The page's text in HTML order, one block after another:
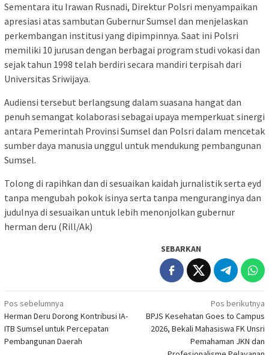
Sementara itu Irawan Rusnadi, Direktur Polsri menyampaikan
apresiasi atas sambutan Gubernur Sumsel dan menjelaskan
perkembangan institusi yang dipimpinnya. Saat ini Polsri
memiliki 10 jurusan dengan berbagai program studi vokasi dan
sejak tahun 1998 telah berdiri secara mandiri terpisah dari
Universitas Sriwijaya.
Audiensi tersebut berlangsung dalam suasana hangat dan
penuh semangat kolaborasi sebagai upaya memperkuat sinergi
antara Pemerintah Provinsi Sumsel dan Polsri dalam mencetak
sumber daya manusia unggul untuk mendukung pembangunan
Sumsel.
Tolong di rapihkan dan di sesuaikan kaidah jurnalistik serta eyd
tanpa mengubah pokok isinya serta tanpa menguranginya dan
judulnya di sesuaikan untuk lebih menonjolkan gubernur
herman deru (Rill/Ak)
SEBARKAN
Navigasi
pos
Pos sebelumnya
Herman Deru Dorong Kontribusi IA-
ITB Sumsel untuk Percepatan
Pembangunan Daerah
Pos berikutnya
BPJS Kesehatan Goes to Campus
2026, Bekali Mahasiswa FK Unsri
Pemahaman JKN dan